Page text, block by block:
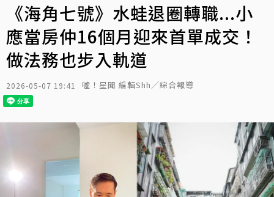
《海角七號》水蛙退圈轉職...小
應當房仲16個月迎來首單成交！
做法務也步入軌道
2026-05-07 19:41 噓！星聞 編輯Shh／綜合報導